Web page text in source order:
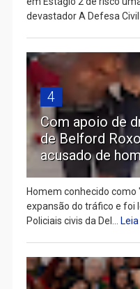
devastador A Defesa Civil
4
Com apoio de
de Belford
acusado de
Homem conhecido
expansão do tráfico e foi
Policiais civis da Del...